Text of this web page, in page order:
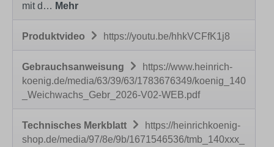
mit d… Mehr
Produktvideo https://youtu.be/hhkVCFfK1j8
Gebrauchsanweisung
https://www.heinrich-
koenig.de/media/63/39/63/1783676349/koenig_140
_Weichwachs_Gebr_2026-V02-WEB.pdf
Technisches Merkblatt
https://heinrichkoenig-
shop.de/media/97/8e/9b/1671546536/tmb_140xxx_